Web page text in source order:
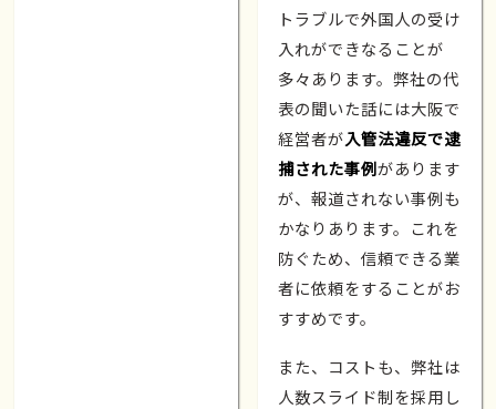
トラブルで外国人の受け
入れができなることが
多々あります。弊社の代
表の聞いた話には大阪で
経営者が入管法違反で逮
捕された事例があります
が、報道されない事例も
かなりあります。これを
防ぐため、信頼できる業
者に依頼をすることがお
すすめです。
また、コストも、弊社は
人数スライド制を採用し